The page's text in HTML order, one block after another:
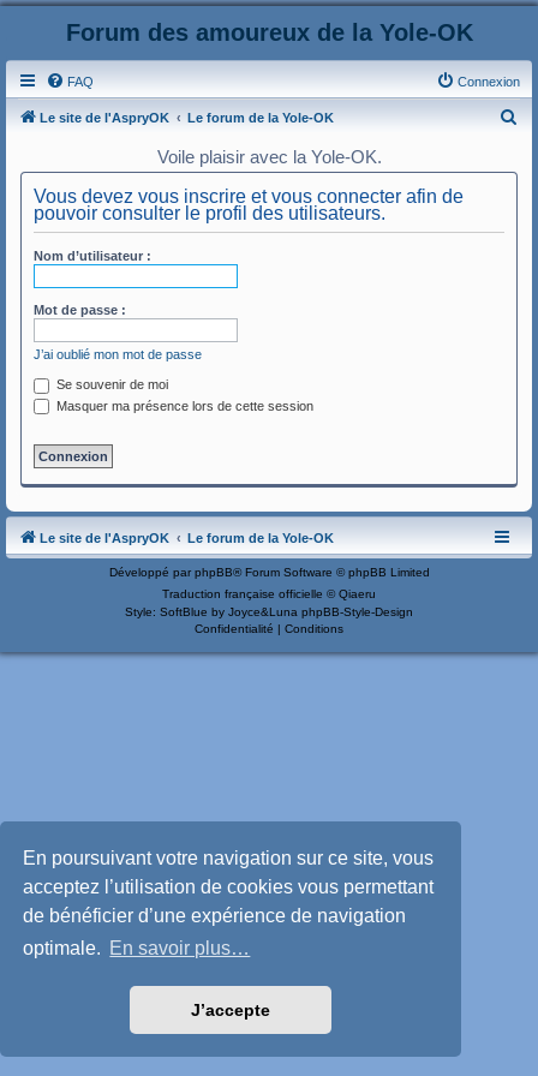
En poursuivant votre navigation sur ce site, vous
acceptez l’utilisation de cookies vous permettant
de bénéficier d’une expérience de navigation
optimale. En savoir plus…
J’accepte
Forum des amoureux de la Yole-OK
FAQ Connexion
Le site de l'AspryOK Le forum de la Yole-OK
Voile plaisir avec la Yole-OK.
Vous devez vous inscrire et vous connecter afin de
pouvoir consulter le profil des utilisateurs.
Nom d’utilisateur :
Mot de passe :
J’ai oublié mon mot de passe
Se souvenir de moi
Masquer ma présence lors de cette session
Le site de l'AspryOK Le forum de la Yole-OK
Développé par phpBB® Forum Software © phpBB Limited
Traduction française officielle ©Qiaeru
Style: SoftBlue by Joyce&Luna phpBB-Style-Design
Confidentialité | Conditions